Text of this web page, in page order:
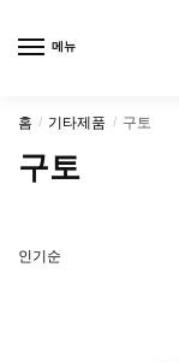
메뉴
홈 / 기타제품 / 구토
구토